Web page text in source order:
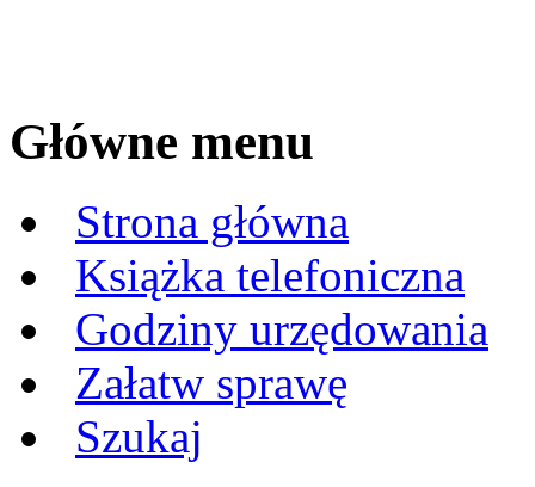
Główne menu
Strona główna
Książka telefoniczna
Godziny urzędowania
Załatw sprawę
Szukaj